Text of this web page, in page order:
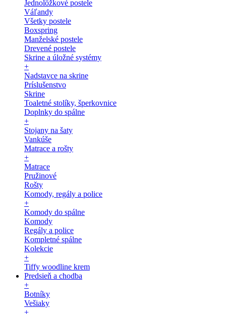
Jednolôžkové postele
Váľandy
Všetky postele
Boxspring
Manželské postele
Drevené postele
Skrine a úložné systémy
+
Nadstavce na skrine
Príslušenstvo
Skrine
Toaletné stolíky, šperkovnice
Doplnky do spálne
+
Stojany na šaty
Vankúše
Matrace a rošty
+
Matrace
Pružinové
Rošty
Komody, regály a police
+
Komody do spálne
Komody
Regály a police
Kompletné spálne
Kolekcie
+
Tiffy woodline krem
Predsieň a chodba
+
Botníky
Vešiaky
+